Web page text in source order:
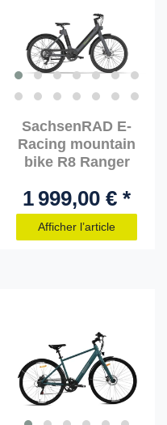
SachsenRAD E-
Racing mountain
bike R8 Ranger
1 999,00 € *
Afficher l’article